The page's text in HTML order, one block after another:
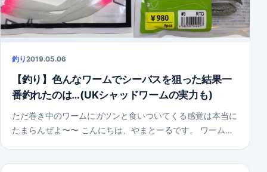
釣り2019.05.06
【釣り】色んなワームでシーバスを狙った結果一
番釣れたのは…(UKシャッドワームの実力も)
ただ巻き中のワームにガツンと食いついてくる感覚は本当に
たまらんぜよ〜〜 こんにちは、やまとーるです。 ワーム…